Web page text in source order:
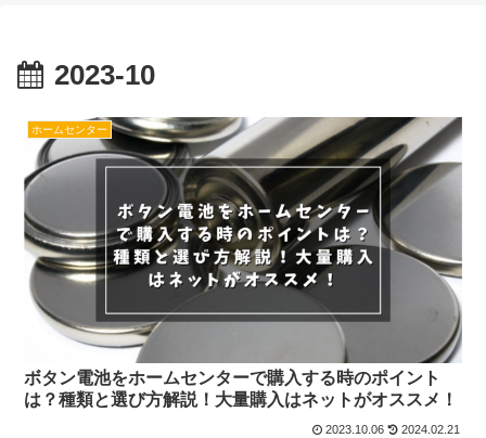
2023-10
ホームセンター
ボタン電池をホームセンターで購入する時のポイント
は？種類と選び方解説！大量購入はネットがオススメ！
2023.10.06 2024.02.21